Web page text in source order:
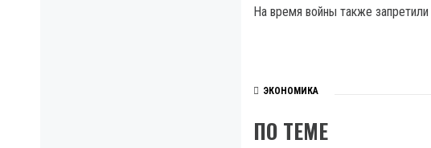
На время войны также
ЭКОНОМИКА
ПО ТЕМЕ